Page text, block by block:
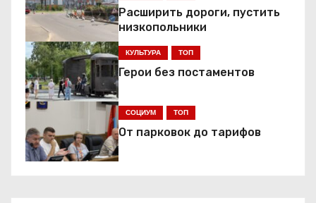
а
ц
и
я
п
о
Расширить дороги, пустить
низкопольники
КУЛЬТУРА ТОП
Герои без постаментов
СОЦИУМ ТОП
От парковок до тарифов